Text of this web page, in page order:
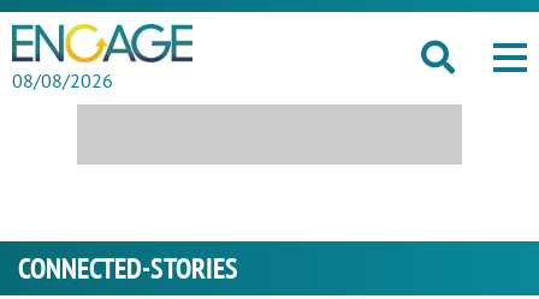
08/08/2026
CONNECTED-STORIES